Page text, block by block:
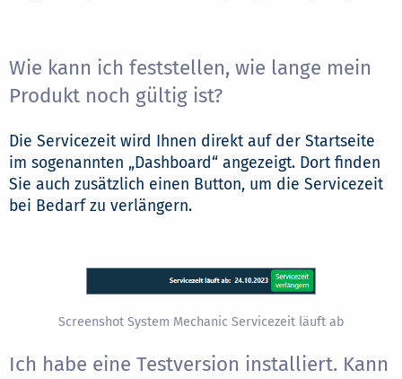
Wie kann ich feststellen, wie lange mein
Produkt noch gültig ist?
Die Servicezeit wird Ihnen direkt auf der Startseite
im sogenannten „Dashboard“ angezeigt. Dort finden
Sie auch zusätzlich einen Button, um die Servicezeit
bei Bedarf zu verlängern.
Screenshot System Mechanic Servicezeit läuft ab
Ich habe eine Testversion installiert. Kann